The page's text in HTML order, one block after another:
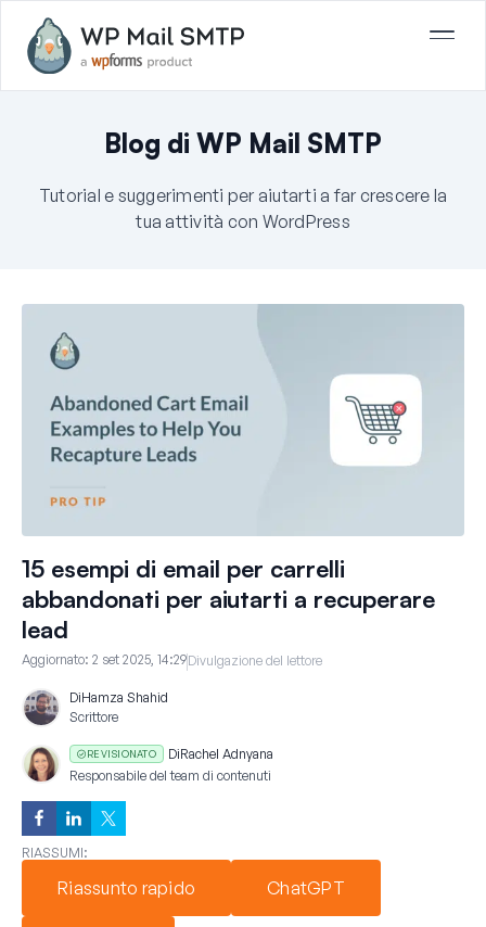
Blog di WP Mail SMTP
Tutorial e suggerimenti per aiutarti a far crescere la
tua attività con WordPress
15 esempi di email per carrelli
abbandonati per aiutarti a recuperare
lead
Aggiornato: 2 set 2025, 14:29Divulgazione del lettore
DiHamza Shahid
Scrittore
REVISIONATO DiRachel Adnyana
Responsabile del team di contenuti
RIASSUMI:
Riassunto rapido ChatGPT